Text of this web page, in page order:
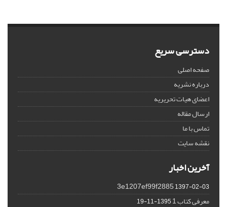
دسترسی سریع
صفحه اصلی
درباره نشریه
اعضای هیات تحریریه
ارسال مقاله
تماس با ما
نقشه سایت
آخرین اخبار
3e1207ef99f28851397-02-03
معرفی کتاب 1 1395-11-19